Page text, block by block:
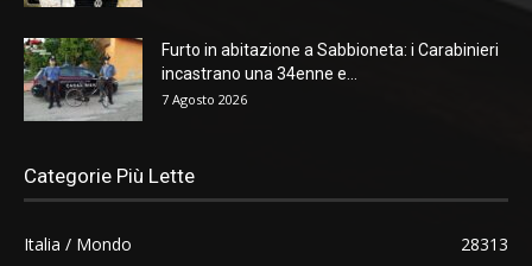
Furto in abitazione a Sabbioneta: i Carabinieri
incastrano una 34enne e...
7 Agosto 2026
Categorie Più Lette
Italia / Mondo
28313